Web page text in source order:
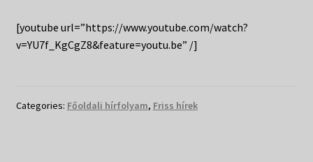
[youtube url=”https://www.youtube.com/watch?
v=YU7f_KgCgZ8&feature=youtu.be” /]
Categories: Főoldali hírfolyam, Friss hírek